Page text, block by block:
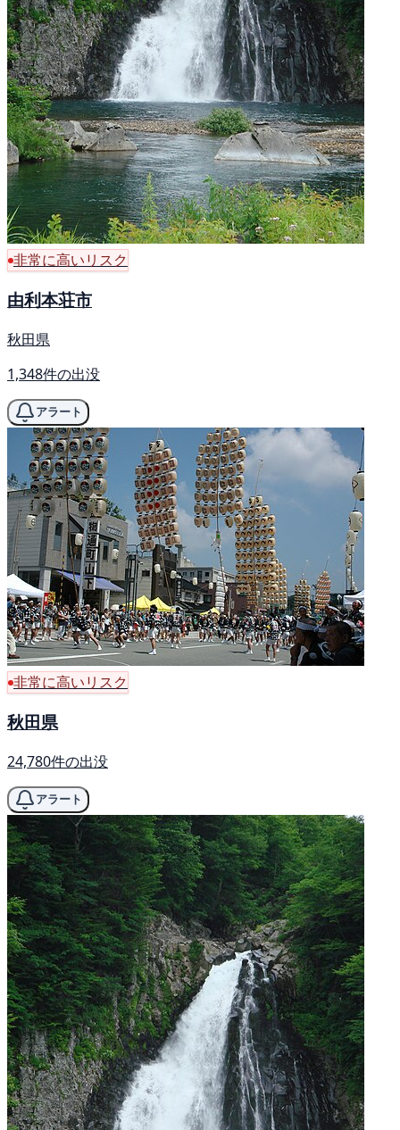
非常に高いリスク
由利本荘市
秋田県
1,348件の出没
アラート
非常に高いリスク
秋田県
24,780件の出没
アラート